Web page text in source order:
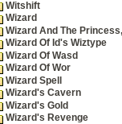
Witshift
Wizard
Wizard And The
Wizard Of Id's Wiztype
Wizard Of Wasd
Wizard Of Wor
Wizard Spell
Wizard's Cavern
Wizard's Gold
Wizard's Revenge